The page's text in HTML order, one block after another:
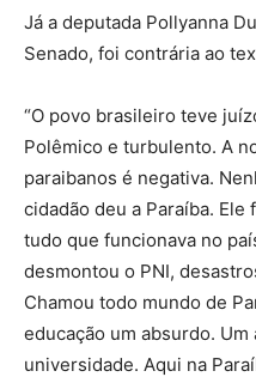
Já a deputada Pollyanna
Senado, foi contrária ao
“O povo brasileiro teve
Polêmico e turbulento. A
paraibanos é negativa.
cidadão deu a Paraíba.
tudo que funcionava no
desmontou o PNI,
Chamou todo mundo de
educação um absurdo.
universidade. Aqui na